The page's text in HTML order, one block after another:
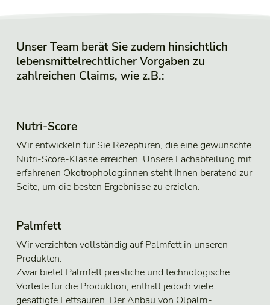
Unser Team berät Sie zudem hinsichtlich
lebensmittelrechtlicher Vorgaben zu
zahlreichen Claims, wie z.B.:
Nutri-Score
Wir entwickeln für Sie Rezepturen, die eine gewünschte
Nutri-Score-Klasse erreichen. Unsere Fachabteilung mit
erfahrenen Ökotropholog:innen steht Ihnen beratend zur
Seite, um die besten Ergebnisse zu erzielen.
Palmfett
Wir verzichten vollständig auf Palmfett in unseren
Produkten.
Zwar bietet Palmfett preisliche und technologische
Vorteile für die Produktion, enthält jedoch viele
gesättigte Fettsäuren. Der Anbau von Ölpalm-